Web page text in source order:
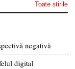
Toate stirile
negativă
digital